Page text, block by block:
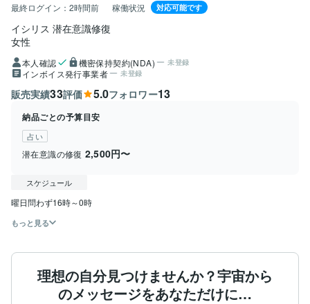
最終ログイン： 2時間前 稼働状況 対応可能です
イシリス 潜在意識修復
女性
本人確認 機密保持契約(NDA) 未登録
インボイス発行事業者 未登録
販売実績33評価 5.0フォロワー13
納品ごとの予算目安
占い
潜在意識の修復 2,500円〜
スケジュール
もっと見る
理想の自分見つけませんか？宇宙から
のメッセージをあなただけに…